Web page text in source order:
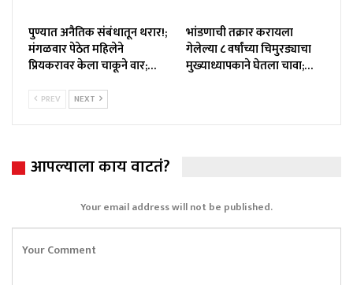
पुण्यात अनैतिक संबंधातून थरार!;
मंगळवार पेठेत महिलेने
प्रियकरावर केला चाकूने वार;…
भांडणाची तक्रार करायला
गेलेल्या ८ वर्षांच्या चिमुरड्याचा
मुख्याध्यापकाने घेतला चावा;…
PREV NEXT
आपल्याला काय वाटतं?
Your email address will not be published.